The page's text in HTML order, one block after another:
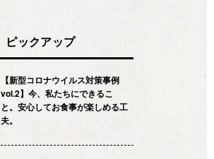
ピックアップ
【新型コロナウイルス対策事例
vol.2】今、私たちにできるこ
と。安心してお食事が楽しめる工
夫。